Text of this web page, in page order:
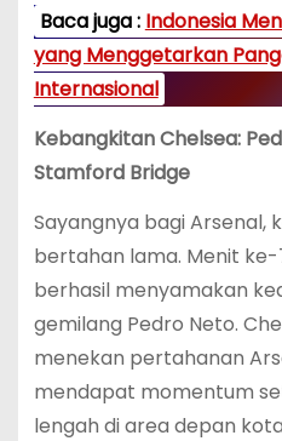
Baca juga : Indonesia
yang Menggetarkan
Internasional
Kebangkitan Chelsea:
Stamford Bridge
Sayangnya bagi Arsenal,
bertahan lama. Menit
berhasil menyamakan
gemilang Pedro Neto.
menekan pertahanan
mendapat momentum
lengah di area depan